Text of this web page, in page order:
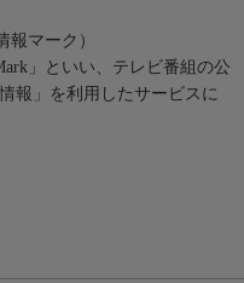
報マーク）
」といい、テレビ番組の公
報」を利用したサービスに